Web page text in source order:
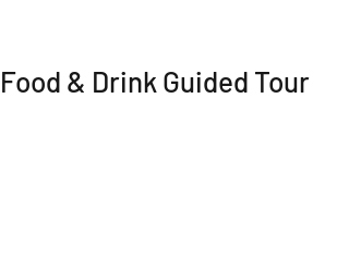
Food & Drink Guided Tour